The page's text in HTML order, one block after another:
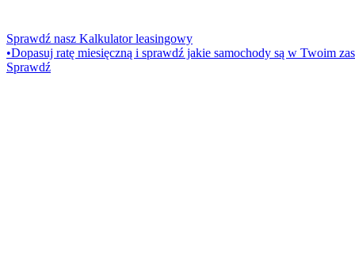
Sprawdź nasz Kalkulator leasingowy
•Dopasuj ratę miesięczną i sprawdź jakie samochody są w Twoim
Sprawdź